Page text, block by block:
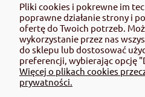
FISKARS QuikFit
chodnika
66,54 zł
Pliki cookies i pokrewne im
poprawne działanie strony i
ofertę do Twoich potrzeb.
wykorzystanie przez nas
do sklepu lub dostosować
preferencji, wybierając opcję
Więcej o plikach cookies
prywatności.